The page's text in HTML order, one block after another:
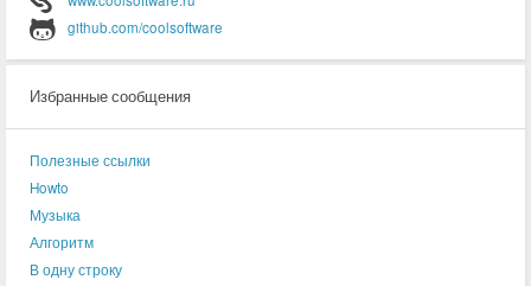
github.com/coolsoftware
Избранные сообщения
Полезные ссылки
Howto
Музыка
Алгоритм
В одну строку